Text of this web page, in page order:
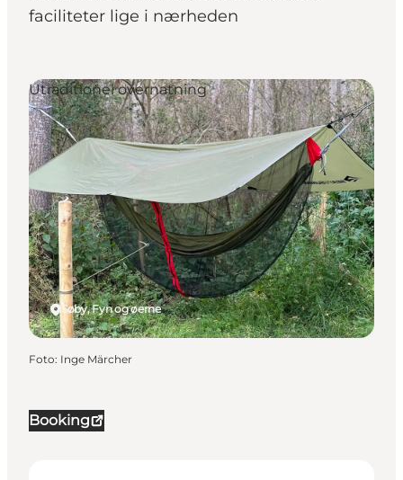
faciliteter lige i nærheden
Booking
Søby, Fyn og øerne
Utraditionel overnatning
Foto: Inge Märcher